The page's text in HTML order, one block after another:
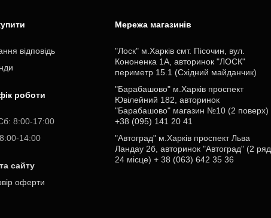
відповідь
роботи
8:00-17:00
14:00
сайту
оферти
Мережа магазинів
"Лоск" м.Харків смт. Пісочин, вул.
Кононенка 1А, авторинок "ЛОСК"
периметр 15.1 (Східний майданчик)
"Барабашово" м.Харків проспект
Ювілейний 182, авторинок
"Барабашово" магазин №10 (2 поверх)
+38 (095) 141 20 41
"Автоград" м.Харків проспект Льва
Ландау 2б, авторинок "Автоград" (2 ряд
24 місце) + 38 (063) 642 35 36